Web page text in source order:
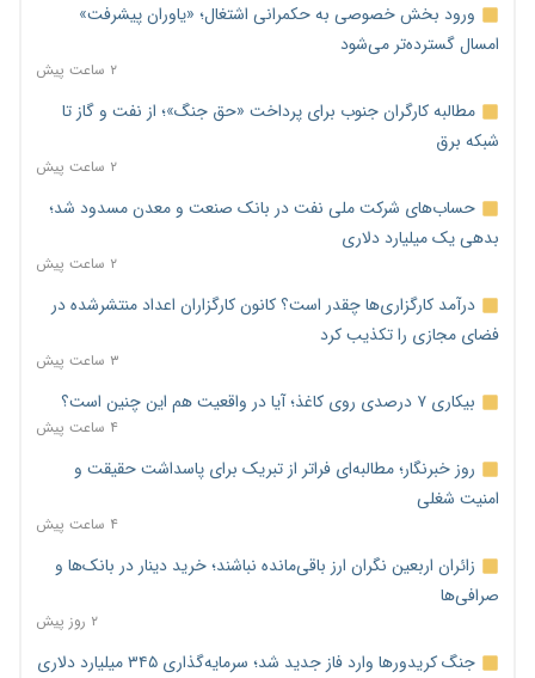
ورود بخش خصوصی به حکمرانی اشتغال؛ «یاوران پیشرفت»
امسال گسترده‌تر می‌شود
۲ ساعت پیش
مطالبه کارگران جنوب برای پرداخت «حق جنگ»؛ از نفت و گاز تا
شبکه برق
۲ ساعت پیش
حساب‌های شرکت ملی نفت در بانک صنعت و معدن مسدود شد؛
بدهی یک میلیارد دلاری
۲ ساعت پیش
درآمد کارگزاری‌ها چقدر است؟ کانون کارگزاران اعداد منتشرشده در
فضای مجازی را تکذیب کرد
۳ ساعت پیش
بیکاری ۷ درصدی روی کاغذ؛ آیا در واقعیت هم این چنین است؟
۴ ساعت پیش
روز خبرنگار؛ مطالبه‌ای فراتر از تبریک برای پاسداشت حقیقت و
امنیت شغلی
۴ ساعت پیش
زائران اربعین نگران ارز باقی‌مانده نباشند؛ خرید دینار در بانک‌ها و
صرافی‌ها
۲ روز پیش
جنگ کریدورها وارد فاز جدید شد؛ سرمایه‌گذاری ۳۴۵ میلیارد دلاری